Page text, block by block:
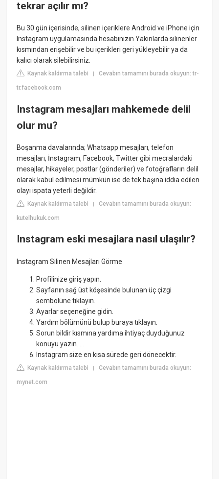
tekrar açılır mı?
Bu 30 gün içerisinde, silinen içeriklere Android ve iPhone için
Instagram uygulamasında hesabınızın Yakınlarda silinenler
kısmından erişebilir ve bu içerikleri geri yükleyebilir ya da
kalıcı olarak silebilirsiniz.
Kaynak kaldırma talebi |Cevabın tamamını burada okuyun: tr-
tr.facebook.com
Instagram mesajları mahkemede delil
olur mu?
Boşanma davalarında; Whatsapp mesajları, telefon
mesajları, İnstagram, Facebook, Twitter gibi mecralardaki
mesajlar, hikayeler, postlar (gönderiler) ve fotoğrafların delil
olarak kabul edilmesi mümkün ise de tek başına iddia edilen
olayı ispata yeterli değildir.
Kaynak kaldırma talebi |Cevabın tamamını burada okuyun:
kutelhukuk.com
Instagram eski mesajlara nasıl ulaşılır?
Instagram Silinen Mesajları Görme
Profilinize giriş yapın.
Sayfanın sağ üst köşesinde bulunan üç çizgi
sembolüne tıklayın.
Ayarlar seçeneğine gidin.
Yardım bölümünü bulup buraya tıklayın.
Sorun bildir kısmına yardıma ihtiyaç duyduğunuz
konuyu yazın. ...
Instagram size en kısa sürede geri dönecektir.
Kaynak kaldırma talebi |Cevabın tamamını burada okuyun:
mynet.com